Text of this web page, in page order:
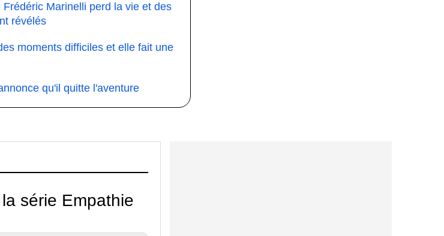
Marinelli perd la vie et des
révélés
moments difficiles et elle fait une
qu'il quitte l'aventure
série Empathie